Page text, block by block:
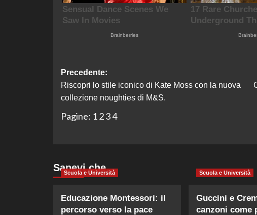
Navigazione
articolo
Precedente:
Riscopri lo stile iconico di Kate Moss con la nuova
collezione noughties di M&S.
Pagine: 1 2 34
Sapevi che…
Scuola e Università
Educazione Montessori: il
percorso verso la pace
Scuola e Università
Guccini e
canzoni come